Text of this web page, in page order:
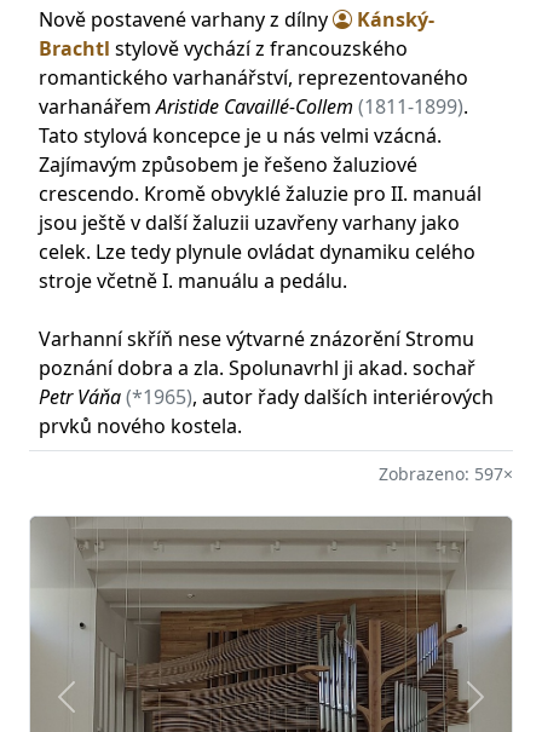
Nově postavené varhany z dílny
Kánský-
Brachtl stylově vychází z francouzského
romantického varhanářství, reprezentovaného
varhanářemAristide Cavaillé-Collem (1811-1899).
Tato stylová koncepce je u nás velmi vzácná.
Zajímavým způsobem je řešeno žaluziové
crescendo. Kromě obvyklé žaluzie pro II. manuál
jsou ještě v další žaluzii uzavřeny varhany jako
celek. Lze tedy plynule ovládat dynamiku celého
stroje včetně I. manuálu a pedálu.
Varhanní skříň nese výtvarné znázorění Stromu
poznání dobra a zla. Spolunavrhl ji akad. sochař
Petr Váňa(*1965), autor řady dalších interiérových
prvků nového kostela.
Zobrazeno: 597×
Předchozí Další